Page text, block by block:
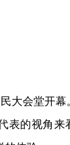
大会堂开幕
表的视角